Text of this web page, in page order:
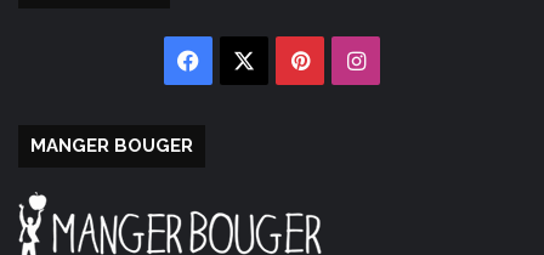
Facebook PinterestInstagram
MANGER BOUGER